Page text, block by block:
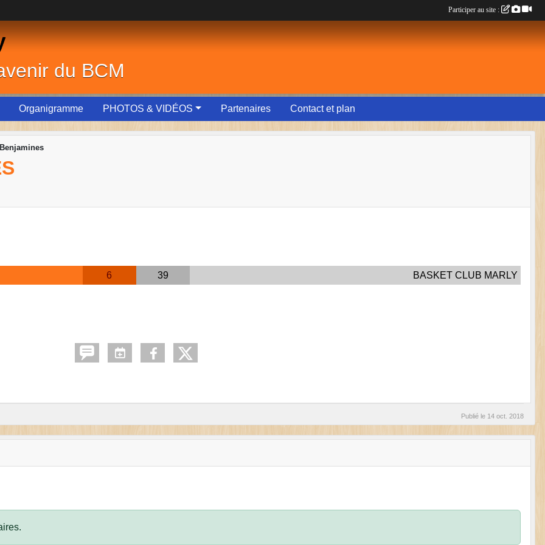
du BCM
Organigramme PHOTOS & VIDÉOS Partenaires Contact et plan
6 39 BASKET CLUB MARLY
Publié le 14 oct. 2018
Participer au site :